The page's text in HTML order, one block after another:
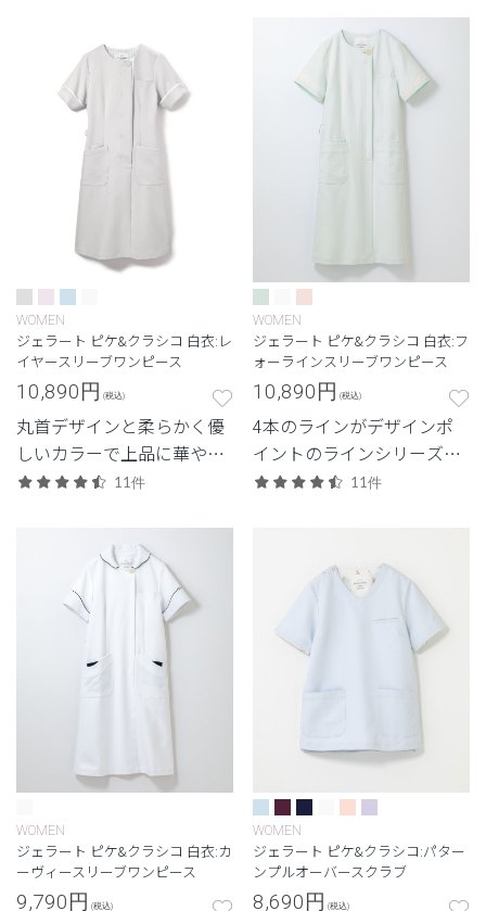
WOMEN
ジェラート ピケ&クラシコ 白衣:レ
イヤースリーブワンピース
10,890円 (税込)
丸首デザインと柔らかく優
しいカラーで上品に華や
ぐ。
11件
WOMEN
ジェラート ピケ&クラシコ 白衣:フ
ォーラインスリーブワンピース
10,890円 (税込)
4本のラインがデザインポ
イントのラインシリーズワ
ンピース
11件
WOMEN
ジェラート ピケ&クラシコ 白衣:カ
ーヴィースリーブワンピース
9,790円 (税込)
WOMEN
ジェラート ピケ&クラシコ:パター
ンプルオーバースクラブ
8,690円 (税込)